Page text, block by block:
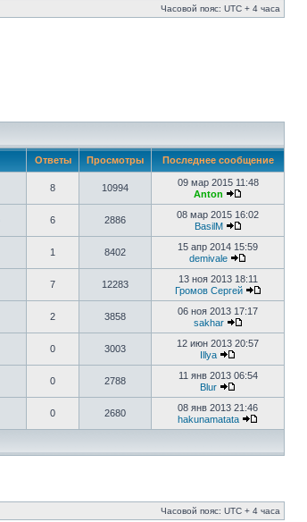
Часовой пояс: UTC + 4 часа
Ответы Просмотры Последнее сообщение
8 10994
09 мар 2015 11:48
Anton
6 2886
08 мар 2015 16:02
BasilM
1 8402
15 апр 2014 15:59
demivale
7 12283
13 ноя 2013 18:11
Громов Сергей
2 3858
06 ноя 2013 17:17
sakhar
0 3003
12 июн 2013 20:57
Illya
0 2788
11 янв 2013 06:54
Blur
0 2680
08 янв 2013 21:46
hakunamatata
Часовой пояс: UTC + 4 часа